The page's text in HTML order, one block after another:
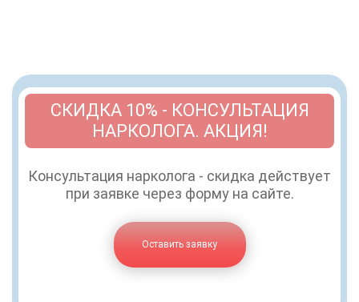
СКИДКА 10% - КОНСУЛЬТАЦИЯ
НАРКОЛОГА. АКЦИЯ!
Консультация нарколога - скидка действует
при заявке через форму на сайте.
Оставить заявку